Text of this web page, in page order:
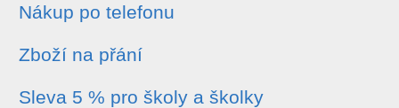
Nákup po telefonu
Zboží na přání
Sleva 5 % pro školy a školky